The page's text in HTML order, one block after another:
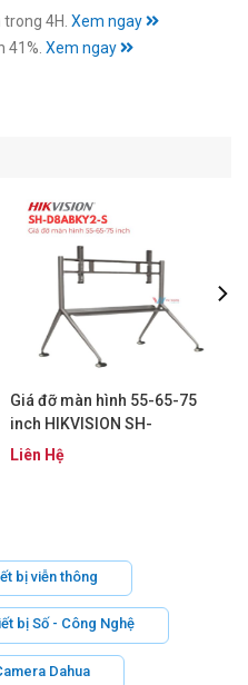
4H. Xem ngay
41%. Xem ngay
Giá đỡ màn hình 55-65-75
inch HIKVISION SH-
D8ABKY2-S
Liên Hệ
bị viễn thông
bị Số - Công Nghệ
Dahua